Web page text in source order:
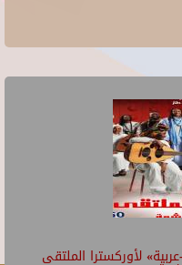
لأوركسترا الملتقى